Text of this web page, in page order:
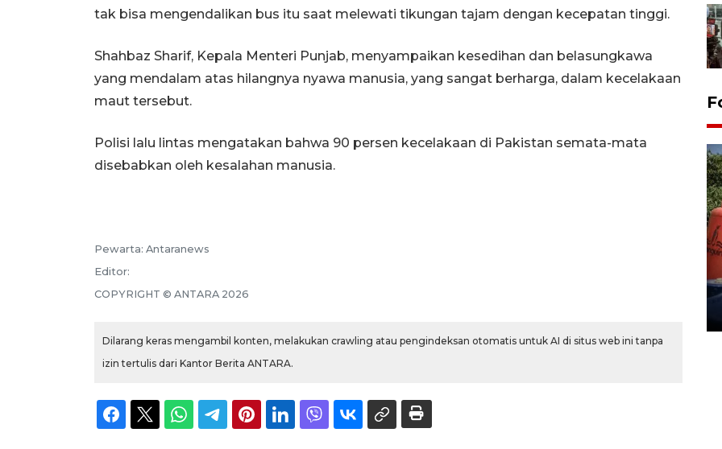
tak bisa mengendalikan bus itu saat melewati tikungan tajam dengan kecepatan tinggi.
Shahbaz Sharif, Kepala Menteri Punjab, menyampaikan kesedihan dan belasungkawa
yang mendalam atas hilangnya nyawa manusia, yang sangat berharga, dalam kecelakaan
maut tersebut.
Polisi lalu lintas mengatakan bahwa 90 persen kecelakaan di Pakistan semata-mata
disebabkan oleh kesalahan manusia.
Pewarta: Antaranews
Editor:
COPYRIGHT © ANTARA 2026
Dilarang keras mengambil konten, melakukan crawling atau pengindeksan otomatis untuk AI di situs web ini tanpa
izin tertulis dari Kantor Berita ANTARA.